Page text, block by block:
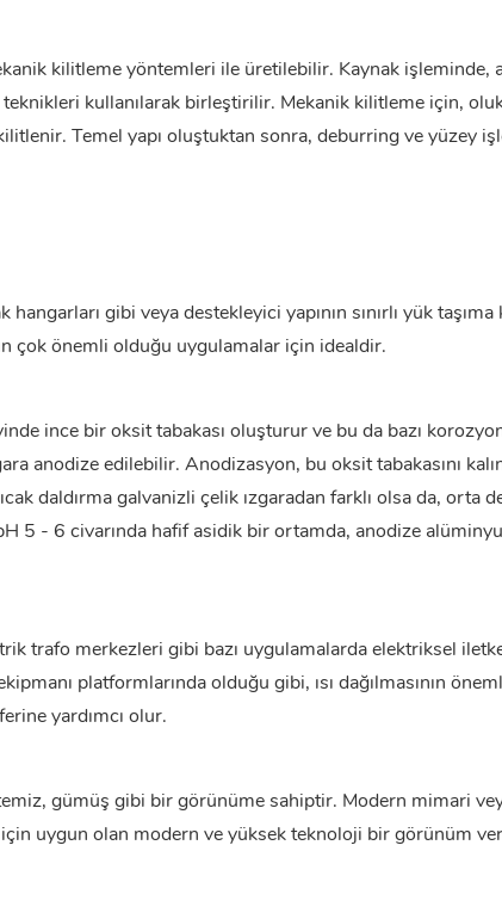
kilitleme yöntemleri ile üretilebilir. Kaynak işleminde,
kullanılarak birleştirilir. Mekanik kilitleme için,
Temel yapı oluştuktan sonra, deburring ve yüzey
gibi veya destekleyici yapının sınırlı yük
çok önemli olduğu uygulamalar için idealdir.
ince bir oksit tabakası oluşturur ve bu da bazı
anodize edilebilir. Anodizasyon, bu oksit tabakasını
daldırma galvanizli çelik ızgaradan farklı olsa da, orta
5 - 6 civarında hafif asidik bir ortamda, anodize
trafo merkezleri gibi bazı uygulamalarda elektriksel
platformlarında olduğu gibi, ısı dağılmasının
yardımcı olur.
gümüş gibi bir görünüme sahiptir. Modern mimari
uygun olan modern ve yüksek teknoloji bir görünüm